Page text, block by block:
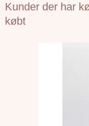
Kunder der har
købt